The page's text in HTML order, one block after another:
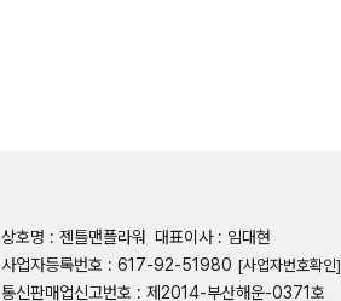
상호명 : 젠틀맨플라워 대표이사 : 임대현
사업자등록번호 : 617-92-51980 [사업자번호확인]
통신판매업신고번호 : 제2014-부산해운-0371호